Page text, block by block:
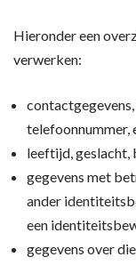
Hieronder een
verwerken:
telefoonnummer,
leeftijd, geslacht,
gegevens met
ander
een
gegevens over